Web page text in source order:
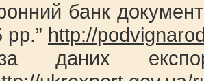
банк
http://
даних